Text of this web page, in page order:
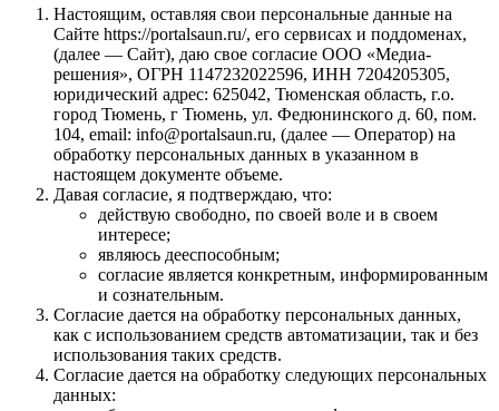
Настоящим, оставляя свои персональные данные на
Сайте https://portalsaun.ru/, его сервисах и поддоменах,
(далее — Сайт), даю свое согласие ООО «Медиа-
решения», ОГРН 1147232022596, ИНН 7204205305,
юридический адрес: 625042, Тюменская область, г.о.
город Тюмень, г Тюмень, ул. Федюнинского д. 60, пом.
104, email: info@portalsaun.ru, (далее — Оператор) на
обработку персональных данных в указанном в
настоящем документе объеме.
Давая согласие, я подтверждаю, что:
действую свободно, по своей воле и в своем
интересе;
являюсь дееспособным;
согласие является конкретным, информированным
и сознательным.
Согласие дается на обработку персональных данных,
как с использованием средств автоматизации, так и без
использования таких средств.
Согласие дается на обработку следующих персональных
данных: